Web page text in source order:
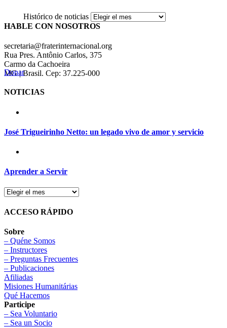
Histórico de noticias
HABLE CON NOSOTROS
secretaria@fraterinternacional.org
Rua Pres. Antônio Carlos, 375
Carmo da Cachoeira
MG | Brasil. Cep: 37.225-000
Donar
NOTICIAS
José Trigueirinho Netto: un legado vivo de amor y servicio
Aprender a Servir
ACCESO RÁPIDO
Sobre
– Quéne Somos
– Instructores
– Preguntas Frecuentes
– Publicaciones
Afiliadas
Misiones Humanitárias
Qué Hacemos
Participe
– Sea Voluntario
– Sea un Socio